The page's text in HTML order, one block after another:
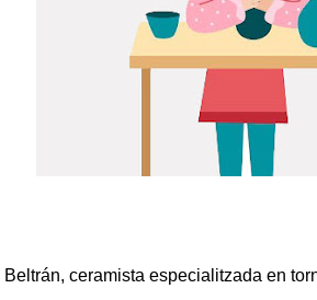
Beltrán, ceramista especialitzada en